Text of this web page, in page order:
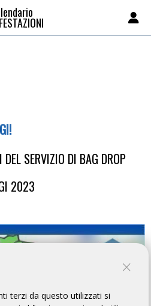
DEL SERVIZIO DI BAG DROP
2023
terzi da questo utilizzati si